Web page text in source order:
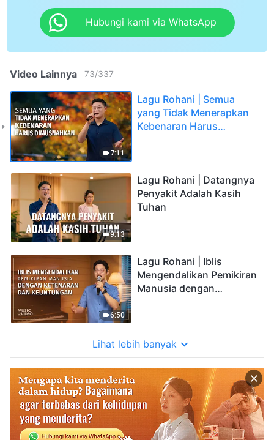
Hubungi kami via WhatsApp
Video Lainnya 73/337
7:11
Lagu Rohani | Semua
yang Tidak Menerapkan
Kebenaran Harus
9:13
Lagu Rohani | Datangnya
Penyakit Adalah Kasih
Tuhan
6:50
Lagu Rohani | Iblis
Mengendalikan Pemikiran
Manusia dengan
Lihat lebih banyak